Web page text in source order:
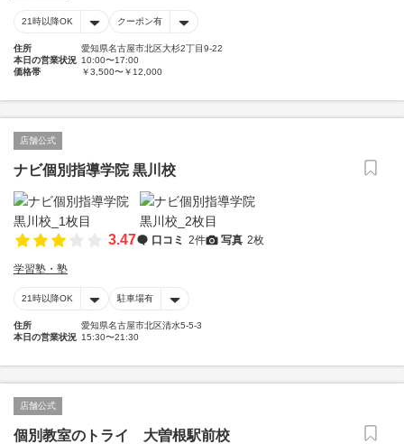
21時以降OK クーポン有
住所
愛知県名古屋市北区大杉2丁目9-22
本日の営業状況 10:00〜17:00
価格帯
￥3,500〜￥12,000
店舗公式
ナビ個別指導学院 黒川校
3.47 口コミ 2件 写真 2枚
学習塾・塾
21時以降OK 駐車場有
住所
愛知県名古屋市北区清水5-5-3
本日の営業状況 15:30〜21:30
店舗公式
個別教室のトライ 大曽根駅前校